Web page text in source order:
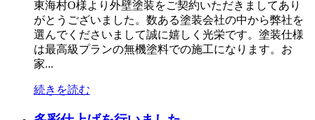
東海村O様より外壁塗装をご契約いただきましてあり
がとうございました。数ある塗装会社の中から弊社を
選んでくださいまして誠に嬉しく光栄です。塗装仕様
は最高級プランの無機塗料での施工になります。お
家...
続きを読む